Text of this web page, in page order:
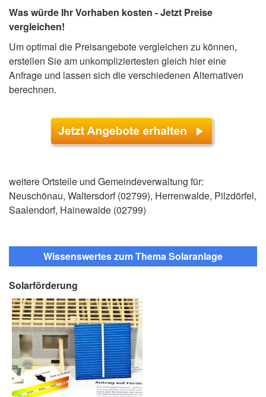
Was würde Ihr Vorhaben kosten - Jetzt Preise
vergleichen!
Um optimal die Preisangebote vergleichen zu können,
erstellen Sie am unkompliziertesten gleich hier eine
Anfrage und lassen sich die verschiedenen Alternativen
berechnen.
weitere Ortsteile und Gemeindeverwaltung für:
Neuschönau, Waltersdorf (02799), Herrenwalde, Pilzdörfel,
Saalendorf, Hainewalde (02799)
Wissenswertes zum Thema Solaranlage
Solarförderung